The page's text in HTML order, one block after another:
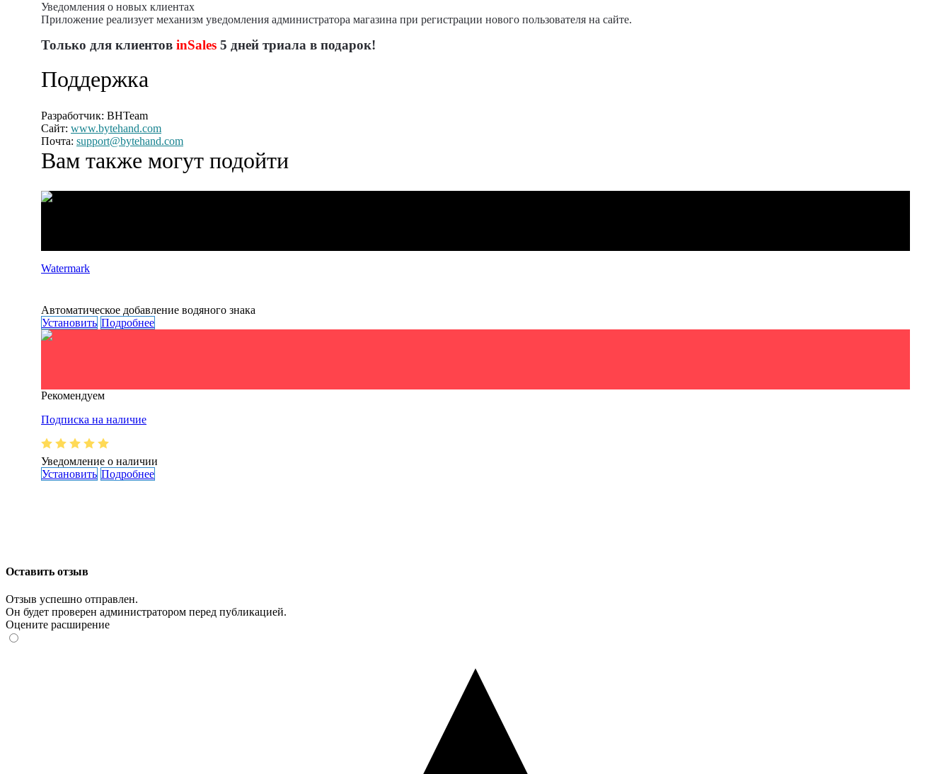
Уведомления о новых клиентах
Приложение реализует механизм уведомления администратора магазина при регистрации нового пользователя на сайте.
Только для клиентов inSales 5 дней триала в подарок!
Поддержка
Разработчик: BHTeam
Сайт: www.bytehand.com
Почта: support@bytehand.com
Вам также могут подойти
Watermark
Автоматическое добавление водяного знака
Установить Подробнее
Рекомендуем
Подписка на наличие
Уведомление о наличии
Установить Подробнее
Оставить отзыв
Отзыв успешно отправлен.
Он будет проверен администратором перед публикацией.
Оцените расширение